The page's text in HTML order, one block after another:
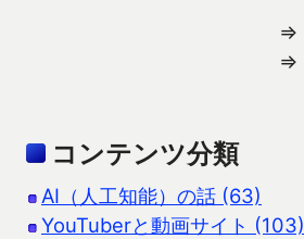
⇒
⇒
コンテンツ分類
AI（人工知能）の話 (63)
YouTuberと動画サイト (103)